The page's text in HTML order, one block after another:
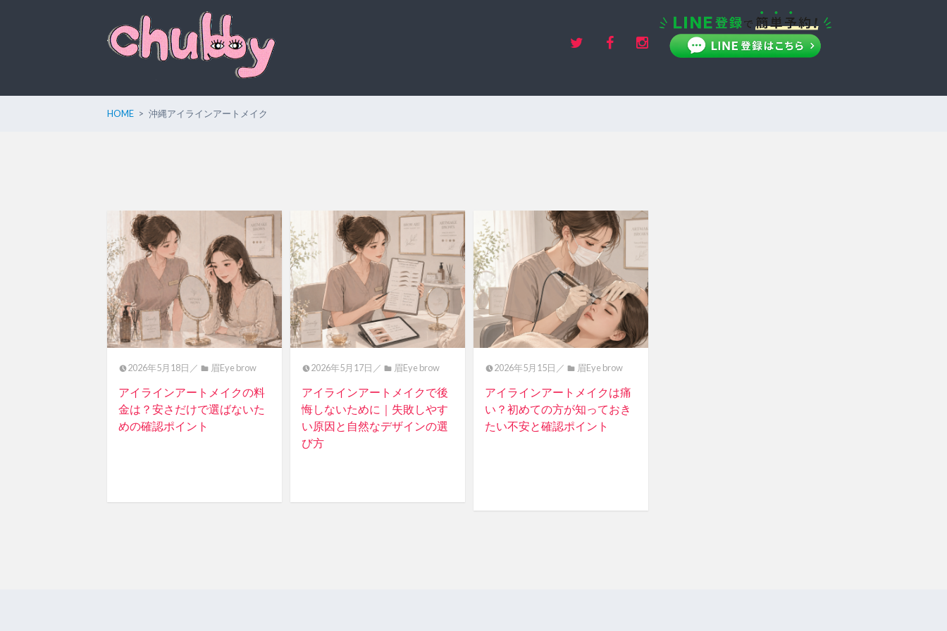
HOME 沖縄アイラインアートメイク
2026年5月18日／ 眉Eye brow
アイラインアートメイクの料
金は？安さだけで選ばないた
めの確認ポイント
2026年5月17日／ 眉Eye brow
アイラインアートメイクで後
悔しないために｜失敗しやす
い原因と自然なデザインの選
び方
2026年5月15日／ 眉Eye brow
アイラインアートメイクは痛
い？初めての方が知っておき
たい不安と確認ポイント